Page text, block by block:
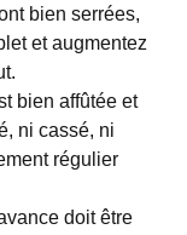
bien serrées,
et augmentez
bien affûtée et
ni cassé, ni
régulier
doit être